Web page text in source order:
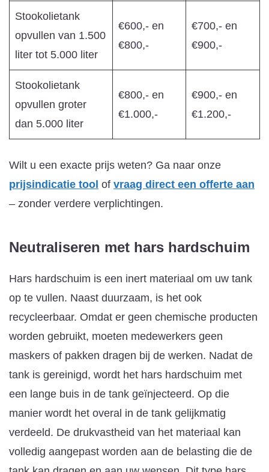
Stookolietank
opvullen van 1.500
liter tot 5.000 liter
€600,- en
€800,-
€700,- en
€900,-
Stookolietank
opvullen groter
dan 5.000 liter
€800,- en
€1.000,-
€900,- en
€1.200,-
Wilt u een exacte prijs weten? Ga naar onze
prijsindicatie tool of vraag direct een offerte aan
– zonder verdere verplichtingen.
Neutraliseren met hars hardschuim
Hars hardschuim is een inert materiaal om uw tank
op te vullen. Naast duurzaam, is het ook
recycleerbaar. Omdat er geen chemische producten
worden gebruikt, moeten medewerkers geen
maskers of pakken dragen bij de werken. Nadat de
tank is gereinigd, wordt het hars hardschuim met
een lange buis in de tank geïnjecteerd. Op die
manier wordt het overal in de tank gelijkmatig
verdeeld. De drukvastheid van het materiaal kan
volledig aangepast worden aan de belasting die de